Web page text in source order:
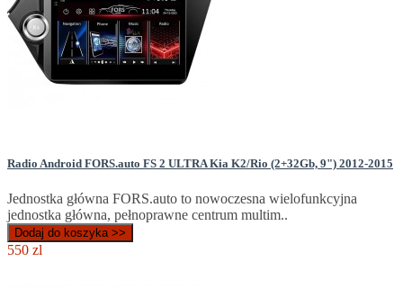
Radio Android FORS.auto FS 2 ULTRA Kia K2/Rio (2+32Gb, 9") 2012-2015
Jednostka główna FORS.auto to nowoczesna wielofunkcyjna
jednostka główna, pełnoprawne centrum multim..
Dodaj do koszyka >>
550 zl